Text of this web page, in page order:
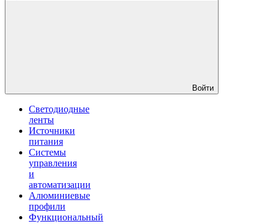
Войти
Светодиодные
ленты
Источники
питания
Системы
управления
и
автоматизации
Алюминиевые
профили
Функциональный